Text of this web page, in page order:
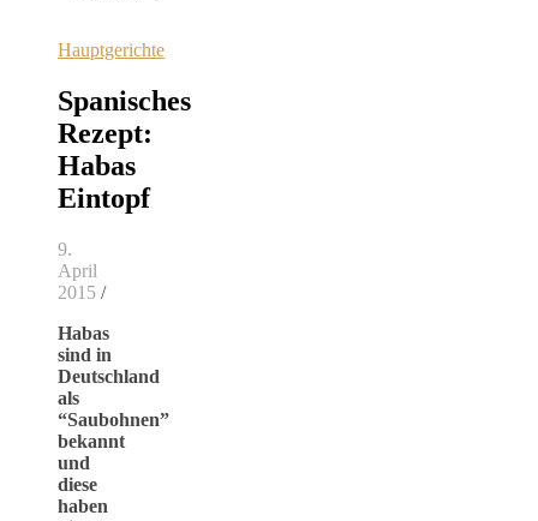
Hauptgerichte
Spanisches
Rezept:
Habas
Eintopf
9.
April
2015 /
Habas
sind in
Deutschland
als
“Saubohnen”
bekannt
und
diese
haben